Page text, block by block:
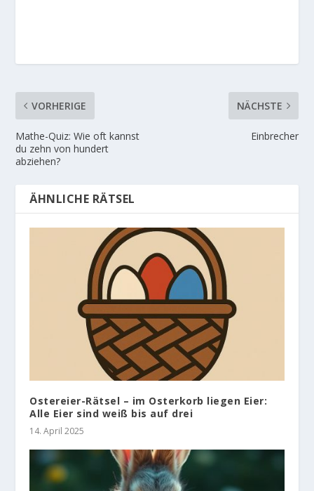
VORHERIGE
Mathe-Quiz: Wie oft kannst
du zehn von hundert
abziehen?
NÄCHSTE
Einbrecher
ÄHNLICHE RÄTSEL
Ostereier-Rätsel – im Osterkorb liegen Eier:
Alle Eier sind weiß bis auf drei
14. April 2025